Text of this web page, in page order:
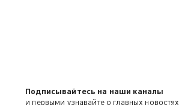
Подписывайтесь на наши каналы
и первыми узнавайте о главных новостях